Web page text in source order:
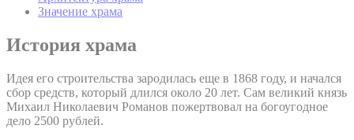
Значение храма
История храма
Идея его строительства зародилась еще в 1868 году, и начался
сбор средств, который длился около 20 лет. Сам великий князь
Михаил Николаевич Романов пожертвовал на богоугодное
дело 2500 рублей.